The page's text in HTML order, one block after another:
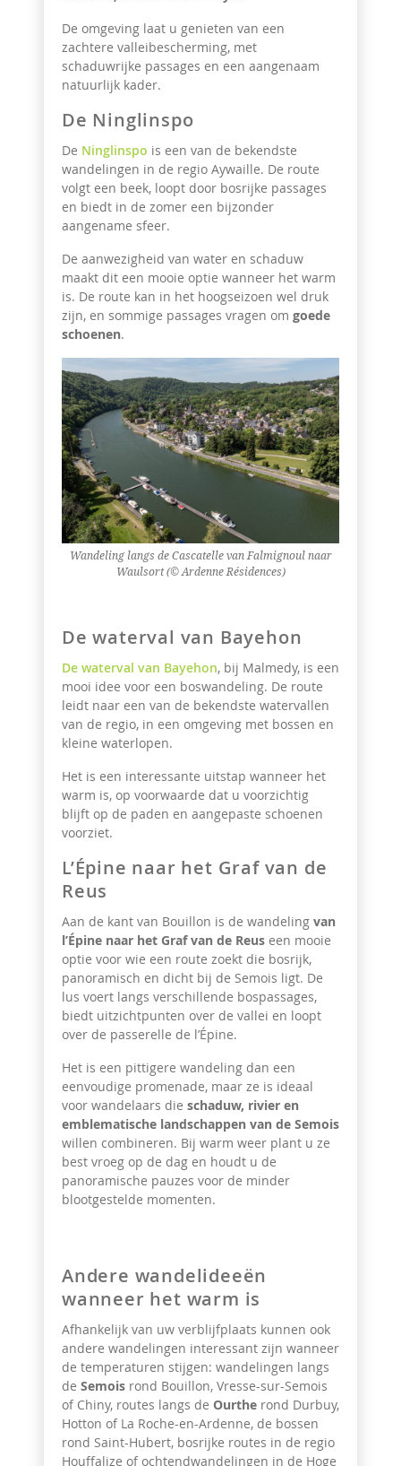
De omgeving laat u genieten van een
zachtere valleibescherming, met
schaduwrijke passages en een aangenaam
natuurlijk kader.
De Ninglinspo
De Ninglinspo is een van de bekendste
wandelingen in de regio Aywaille. De route
volgt een beek, loopt door bosrijke passages
en biedt in de zomer een bijzonder
aangename sfeer.
De aanwezigheid van water en schaduw
maakt dit een mooie optie wanneer het warm
is. De route kan in het hoogseizoen wel druk
zijn, en sommige passages vragen om goede
schoenen.
Wandeling langs de Cascatelle van Falmignoul naar
Waulsort (© Ardenne Résidences)
De waterval van Bayehon
De waterval van Bayehon, bij Malmedy, is een
mooi idee voor een boswandeling. De route
leidt naar een van de bekendste watervallen
van de regio, in een omgeving met bossen en
kleine waterlopen.
Het is een interessante uitstap wanneer het
warm is, op voorwaarde dat u voorzichtig
blijft op de paden en aangepaste schoenen
voorziet.
L’Épine naar het Graf van de
Reus
Aan de kant van Bouillon is de wandeling van
l’Épine naar het Graf van de Reus een mooie
optie voor wie een route zoekt die bosrijk,
panoramisch en dicht bij de Semois ligt. De
lus voert langs verschillende bospassages,
biedt uitzichtpunten over de vallei en loopt
over de passerelle de l’Épine.
Het is een pittigere wandeling dan een
eenvoudige promenade, maar ze is ideaal
voor wandelaars die schaduw, rivier en
emblematische landschappen van de Semois
willen combineren. Bij warm weer plant u ze
best vroeg op de dag en houdt u de
panoramische pauzes voor de minder
blootgestelde momenten.
Andere wandelideeën
wanneer het warm is
Afhankelijk van uw verblijfplaats kunnen ook
andere wandelingen interessant zijn wanneer
de temperaturen stijgen: wandelingen langs
de Semois rond Bouillon, Vresse-sur-Semois
of Chiny, routes langs de Ourthe rond Durbuy,
Hotton of La Roche-en-Ardenne, de bossen
rond Saint-Hubert, bosrijke routes in de regio
Houffalize of ochtendwandelingen in de Hoge